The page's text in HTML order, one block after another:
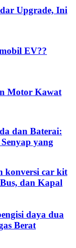
Upgrade, Ini
EV??​​
Motor Kawat
dan Baterai:
yang
konversi car kit
dan Kapal
daya dua
Berat